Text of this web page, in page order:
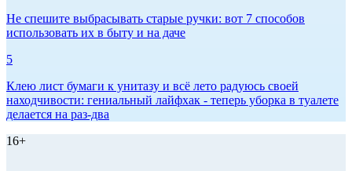
Не спешите выбрасывать старые ручки: вот 7 способов
использовать их в быту и на даче
5
Клею лист бумаги к унитазу и всё лето радуюсь своей
находчивости: гениальный лайфхак - теперь уборка в туалете
делается на раз-два
16+